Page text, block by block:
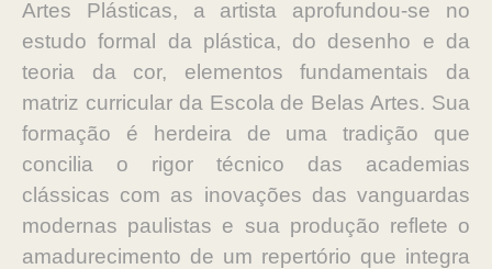
Artes Plásticas, a artista aprofundou-se no
estudo formal da plástica, do desenho e da
teoria da cor, elementos fundamentais da
matriz curricular da Escola de Belas Artes. Sua
formação é herdeira de uma tradição que
concilia o rigor técnico das academias
clássicas com as inovações das vanguardas
modernas paulistas e sua produção reflete o
amadurecimento de um repertório que integra